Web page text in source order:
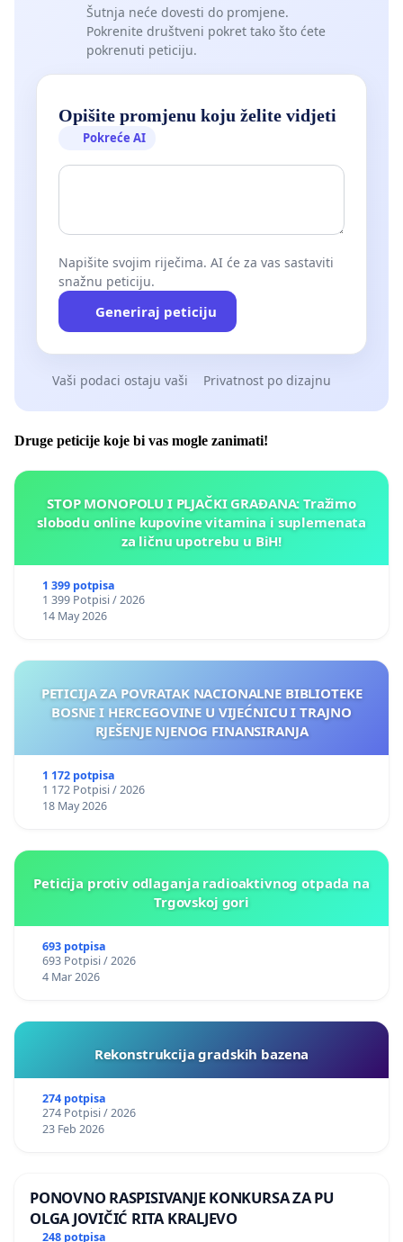
Šutnja neće dovesti do promjene.
Pokrenite društveni pokret tako što ćete
pokrenuti peticiju.
Opišite promjenu koju želite vidjeti
Pokreće AI
Napišite svojim riječima. AI će za vas sastaviti
snažnu peticiju.
Generiraj peticiju
Vaši podaci ostaju vaši Privatnost po dizajnu
Druge peticije koje bi vas mogle zanimati!
STOP MONOPOLU I PLJAČKI GRAĐANA: Tražimo
slobodu online kupovine vitamina i suplemenata
za ličnu upotrebu u BiH!
1 399 potpisa
1 399 Potpisi / 2026
14 May 2026
PETICIJA ZA POVRATAK NACIONALNE BIBLIOTEKE
BOSNE I HERCEGOVINE U VIJEĆNICU I TRAJNO
RJEŠENJE NJENOG FINANSIRANJA
1 172 potpisa
1 172 Potpisi / 2026
18 May 2026
Peticija protiv odlaganja radioaktivnog otpada na
Trgovskoj gori
693 potpisa
693 Potpisi / 2026
4 Mar 2026
Rekonstrukcija gradskih bazena
274 potpisa
274 Potpisi / 2026
23 Feb 2026
PONOVNO RASPISIVANJE KONKURSA ZA PU
OLGA JOVIČIĆ RITA KRALJEVO
248 potpisa